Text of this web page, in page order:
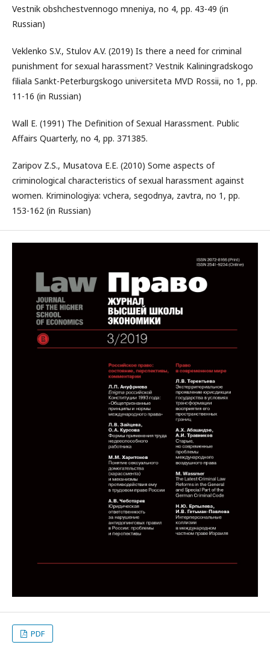
Vestnik obshchestvennogo mneniya, no 4, pp. 43-49 (in
Russian)
Veklenko S.V., Stulov A.V. (2019) Is there a need for criminal
punishment for sexual harassment? Vestnik Kaliningradskogo
filiala Sankt-Peterburgskogo universiteta MVD Rossii, no 1, pp.
11-16 (in Russian)
Wall E. (1991) The Definition of Sexual Harassment. Public
Affairs Quarterly, no 4, pp. 371385.
Zaripov Z.S., Musatova E.E. (2010) Some aspects of
criminological characteristics of sexual harassment against
women. Kriminologiya: vchera, segodnya, zavtra, no 1, pp.
153-162 (in Russian)
PDF